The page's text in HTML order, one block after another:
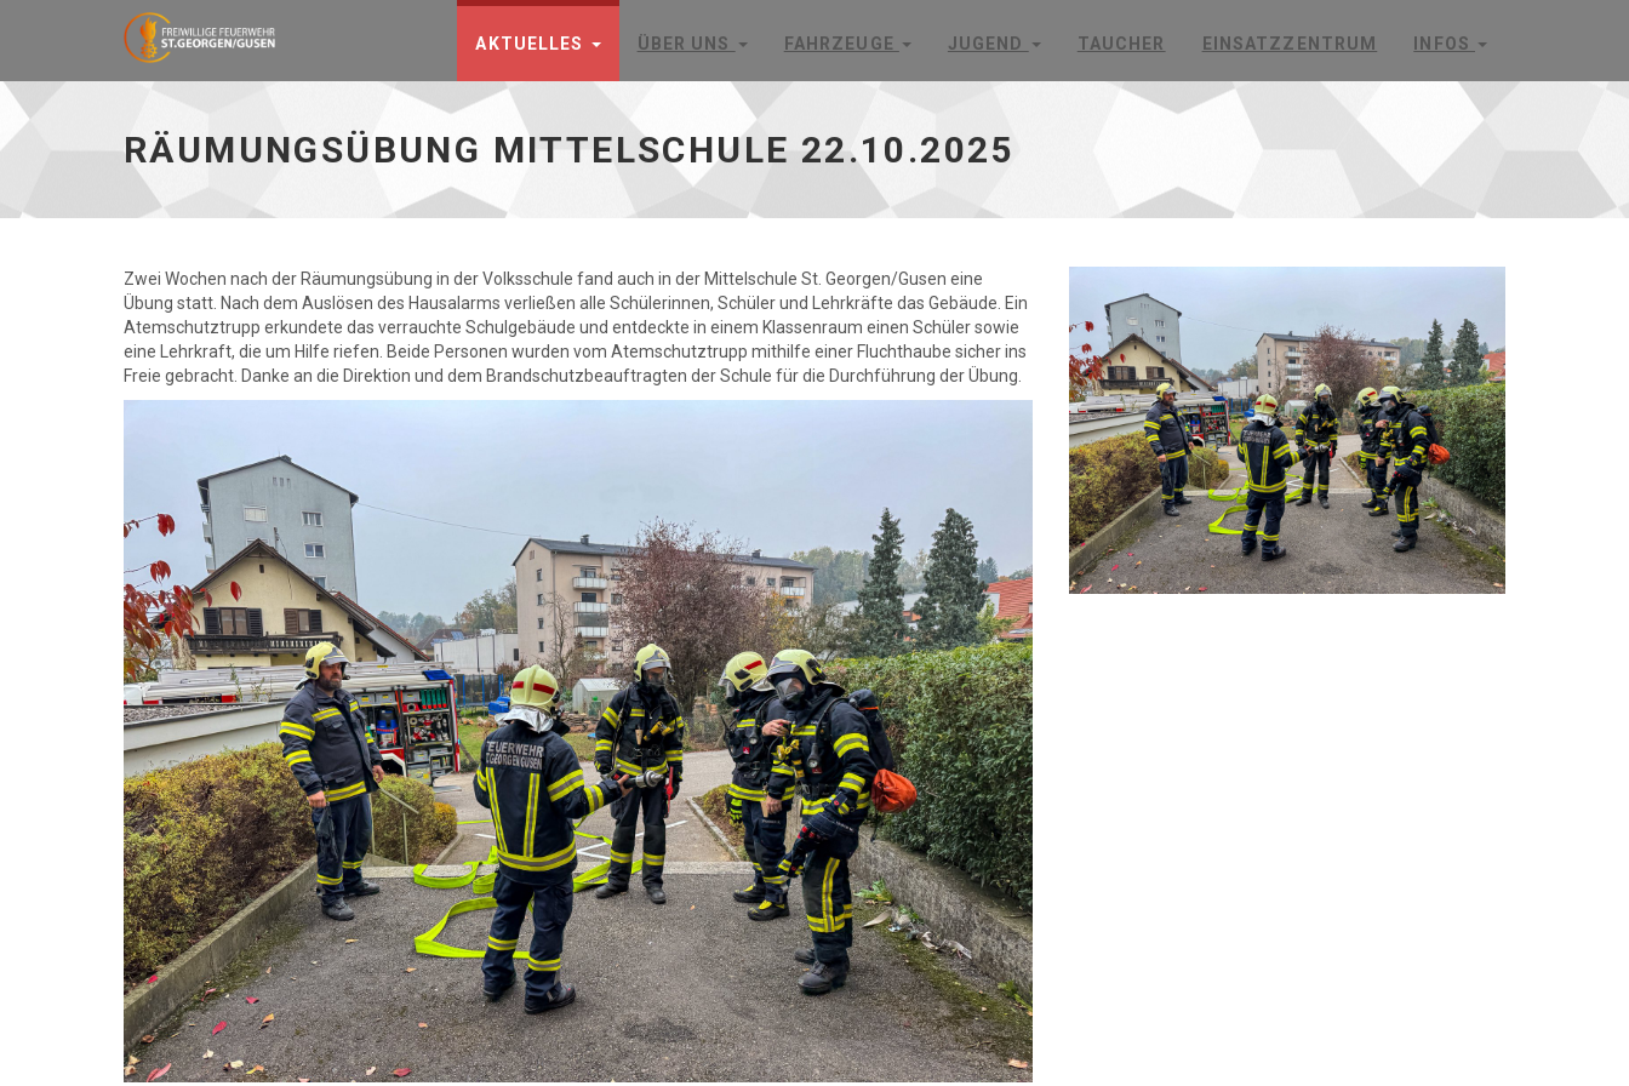
zur
Hauptseite
AKTUELLES ÜBER UNS FAHRZEUGE JUGEND TAUCHER EINSATZZENTRUM INFOS
RÄUMUNGSÜBUNG MITTELSCHULE 22.10.2025
Zwei Wochen nach der Räumungsübung in der Volksschule fand auch in der Mittelschule St. Georgen/Gusen eine
Übung statt. Nach dem Auslösen des Hausalarms verließen alle Schülerinnen, Schüler und Lehrkräfte das Gebäude. Ein
Atemschutztrupp erkundete das verrauchte Schulgebäude und entdeckte in einem Klassenraum einen Schüler sowie
eine Lehrkraft, die um Hilfe riefen. Beide Personen wurden vom Atemschutztrupp mithilfe einer Fluchthaube sicher ins
Freie gebracht. Danke an die Direktion und dem Brandschutzbeauftragten der Schule für die Durchführung der Übung.